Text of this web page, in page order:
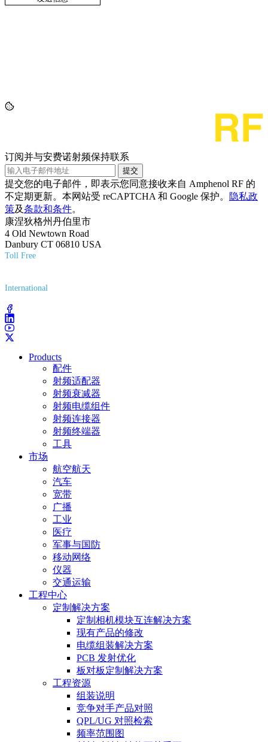
订阅并与安费诺射频保持联系
提交
提交您的电子邮件，即表示您同意接收来自 Amphenol RF 的
不定期更新。本网站受 reCAPTCHA 和 Google 保护。
隐私政
策及条款和条件。
康涅狄格州丹伯里市
4 Old Newtown Road
Danbury CT 06810 USA
Toll Free
International
Products
配件
射频适配器
射频衰减器
射频电缆组件
射频连接器
射频终端器
工具
市场
航空航天
汽车
宽带
广播
工业
医疗
军事与国防
移动网络
仪器
交通运输
工程中心
定制解决方案
定制相机模块互连解决方案
现有产品的修改
电缆组装解决方案
PCB 发射优化
板对板定制解决方案
工程资源
组装说明
竞争对手产品对照
QPL/UG 对照检索
频率范围图